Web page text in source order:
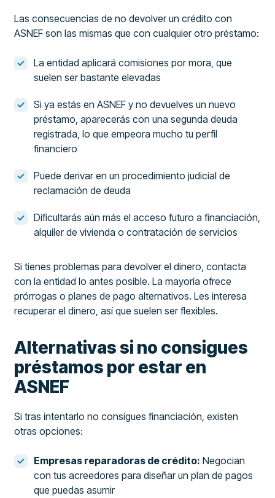
Las consecuencias de no devolver un crédito con
ASNEF son las mismas que con cualquier otro préstamo:
La entidad aplicará comisiones por mora, que
suelen ser bastante elevadas
Si ya estás en ASNEF y no devuelves un nuevo
préstamo, aparecerás con una segunda deuda
registrada, lo que empeora mucho tu perfil
financiero
Puede derivar en un procedimiento judicial de
reclamación de deuda
Dificultarás aún más el acceso futuro a financiación,
alquiler de vivienda o contratación de servicios
Si tienes problemas para devolver el dinero, contacta
con la entidad lo antes posible. La mayoría ofrece
prórrogas o planes de pago alternativos. Les interesa
recuperar el dinero, así que suelen ser flexibles.
Alternativas si no consigues
préstamos por estar en
ASNEF
Si tras intentarlo no consigues financiación, existen
otras opciones:
Empresas reparadoras de crédito: Negocian
con tus acreedores para diseñar un plan de pagos
que puedas asumir